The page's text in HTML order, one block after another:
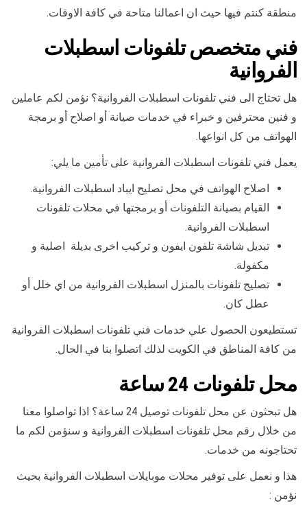
منطقة كنتم فيها حيث ان اعمالنا متاحة في كافة الاوقات.
فني متخصص تلفونات اسطبلات
الفروانية
هل تحتاج الى فني تلفونات اسطبلات الفروانية؟ نؤمن لكم عاملين
و فنين محترفين و خبراء في خدمات صيانة أو اصلاح أو برمجة
الهواتف من كل انواعها.
يعمل فني تلفونات اسطبلات الفروانية على تأمين ما يلي:
اصلاح الهواتف في محل تصليح ايباد اسطبلات الفروانية.
القيام بصيانة التلفونات أو برمجتها في محلات تلفونات
اسطبلات الفروانية.
تبديل شاشة تلفون ايفون و تركيب اخرى بديلة اصلية و
مكفولة.
تصليح تلفونات بالمنزل اسطبلات الفروانية من اي خلل أو
عطل كان.
تستطيعون الحصول علي خدمات فني تلفونات اسطبلات الفروانية
من كافة المناطق في الكويت لذلك اتصلوا بنا في الحال.
محل تلفونات 24 ساعة
هل تبحثون عن محل تلفونات توصيل 24 ساعة؟ اذا تواصلوا معنا
من خلال رقم محل تلفونات اسطبلات الفروانية و سنؤمن لكم ما
تحتاجونه من خدمات.
هذا و نعمل على توفير محلات موبايلات اسطبلات الفروانية بحيث
نؤمن :